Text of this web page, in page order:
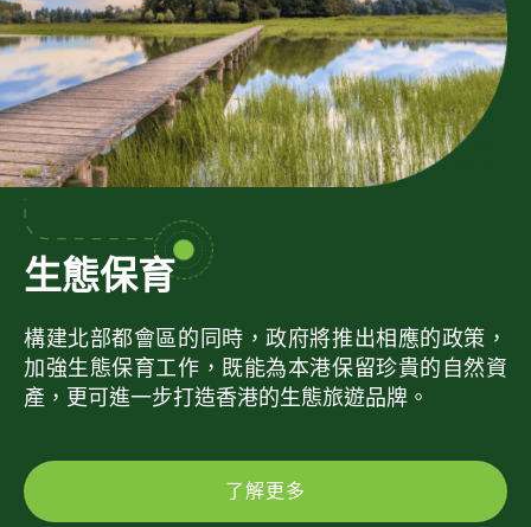
生態保育
構建北部都會區的同時，政府將推出相應的政策，
加強生態保育工作，既能為本港保留珍貴的自然資
產，更可進一步打造香港的生態旅遊品牌。
了解更多